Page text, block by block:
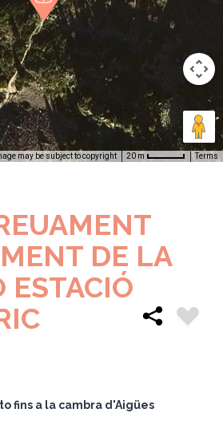
may be subject to copyright 20 m Terms
DE LA
ESTACIÓ
fins a la cambra d'Aigües